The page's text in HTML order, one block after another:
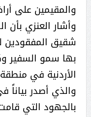
والمقيمين على
وأشار العنزي بأن
شقيق المفقودين
بها سمو السفير
الأردنية في
والذي أصدر
بالجهود التي